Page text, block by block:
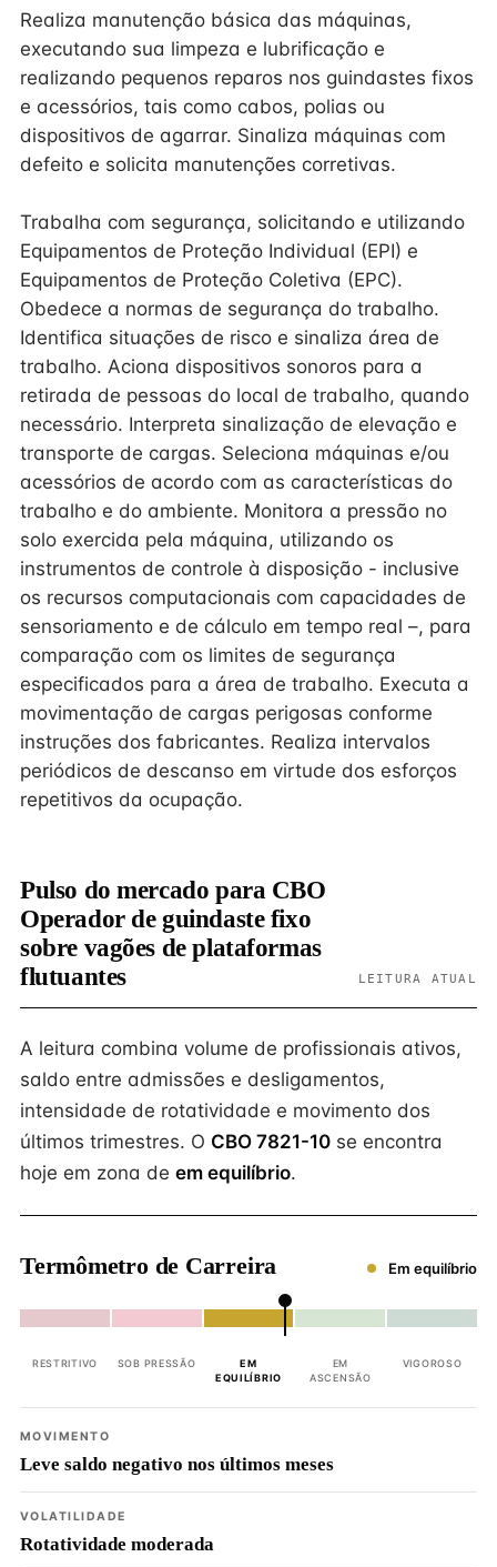
Realiza manutenção básica das máquinas,
executando sua limpeza e lubrificação e
realizando pequenos reparos nos guindastes fixos
e acessórios, tais como cabos, polias ou
dispositivos de agarrar. Sinaliza máquinas com
defeito e solicita manutenções corretivas.
Trabalha com segurança, solicitando e utilizando
Equipamentos de Proteção Individual (EPI) e
Equipamentos de Proteção Coletiva (EPC).
Obedece a normas de segurança do trabalho.
Identifica situações de risco e sinaliza área de
trabalho. Aciona dispositivos sonoros para a
retirada de pessoas do local de trabalho, quando
necessário. Interpreta sinalização de elevação e
transporte de cargas. Seleciona máquinas e/ou
acessórios de acordo com as características do
trabalho e do ambiente. Monitora a pressão no
solo exercida pela máquina, utilizando os
instrumentos de controle à disposição - inclusive
os recursos computacionais com capacidades de
sensoriamento e de cálculo em tempo real –, para
comparação com os limites de segurança
especificados para a área de trabalho. Executa a
movimentação de cargas perigosas conforme
instruções dos fabricantes. Realiza intervalos
periódicos de descanso em virtude dos esforços
repetitivos da ocupação.
Pulso do mercado para CBO
Operador de guindaste fixo
sobre vagões de plataformas
flutuantes
LEITURA ATUAL
A leitura combina volume de profissionais ativos,
saldo entre admissões e desligamentos,
intensidade de rotatividade e movimento dos
últimos trimestres. O CBO 7821-10 se encontra
hoje em zona de em equilíbrio.
Termômetro de Carreira Em equilíbrio
RESTRITIVO SOB PRESSÃO
EM
EQUILÍBRIO
EM
ASCENSÃO
VIGOROSO
MOVIMENTO
Leve saldo negativo nos últimos meses
VOLATILIDADE
Rotatividade moderada